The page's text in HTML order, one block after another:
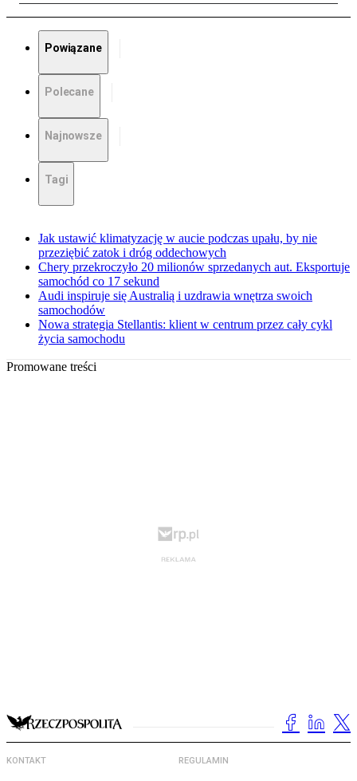
Powiązane
Polecane
Najnowsze
Tagi
Jak ustawić klimatyzację w aucie podczas upału, by nie
przeziębić zatok i dróg oddechowych
Chery przekroczyło 20 milionów sprzedanych aut. Eksportuje
samochód co 17 sekund
Audi inspiruje się Australią i uzdrawia wnętrza swoich
samochodów
Nowa strategia Stellantis: klient w centrum przez cały cykl
życia samochodu
Promowane treści
KONTAKT REGULAMIN